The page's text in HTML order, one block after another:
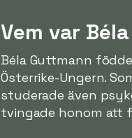
Vem var
Béla Guttmann
Österrike-Ungern.
studerade även
tvingade honom att